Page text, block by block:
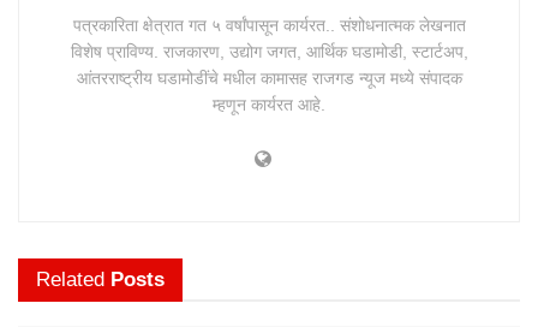
पत्रकारिता क्षेत्रात गत ५ वर्षांपासून कार्यरत.. संशोधनात्मक लेखनात
विशेष प्राविण्य. राजकारण, उद्योग जगत, आर्थिक घडामोडी, स्टार्टअप,
आंतरराष्ट्रीय घडामोडींचे मधील कामासह राजगड न्यूज मध्ये संपादक
म्हणून कार्यरत आहे.
Related Posts